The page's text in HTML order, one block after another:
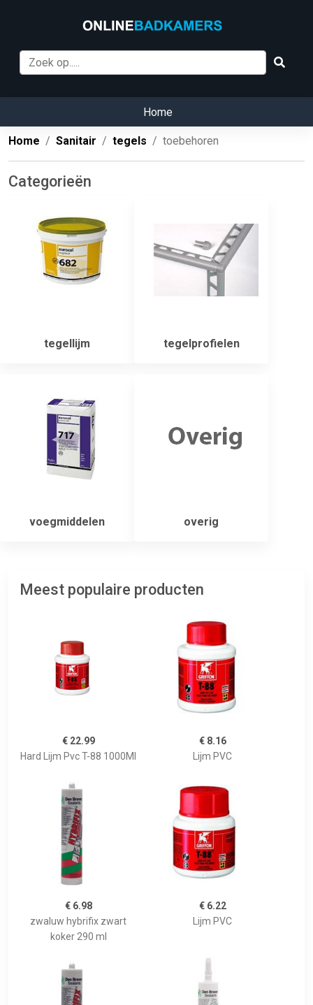
Home
Home Sanitair tegels toebehoren
Categorieën
tegellijm tegelprofielen
voegmiddelen overig
Meest populaire producten
€ 22.99
Hard Lijm Pvc T-88 1000Ml
€ 8.16
Lijm PVC
€ 6.98
zwaluw hybrifix zwart
koker 290 ml
€ 6.22
Lijm PVC